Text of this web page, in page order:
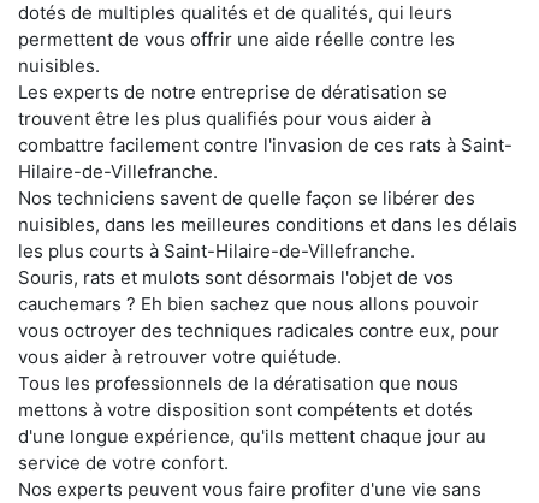
dotés de multiples qualités et de qualités, qui leurs
permettent de vous offrir une aide réelle contre les
nuisibles.
Les experts de notre entreprise de dératisation se
trouvent être les plus qualifiés pour vous aider à
combattre facilement contre l'invasion de ces rats à Saint-
Hilaire-de-Villefranche.
Nos techniciens savent de quelle façon se libérer des
nuisibles, dans les meilleures conditions et dans les délais
les plus courts à Saint-Hilaire-de-Villefranche.
Souris, rats et mulots sont désormais l'objet de vos
cauchemars ? Eh bien sachez que nous allons pouvoir
vous octroyer des techniques radicales contre eux, pour
vous aider à retrouver votre quiétude.
Tous les professionnels de la dératisation que nous
mettons à votre disposition sont compétents et dotés
d'une longue expérience, qu'ils mettent chaque jour au
service de votre confort.
Nos experts peuvent vous faire profiter d'une vie sans